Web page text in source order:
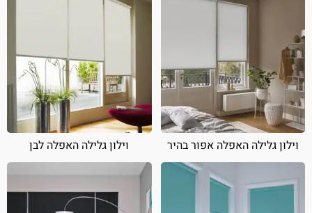
וילון גלילה האפלה אפור בהיר וילון גלילה האפלה לבן